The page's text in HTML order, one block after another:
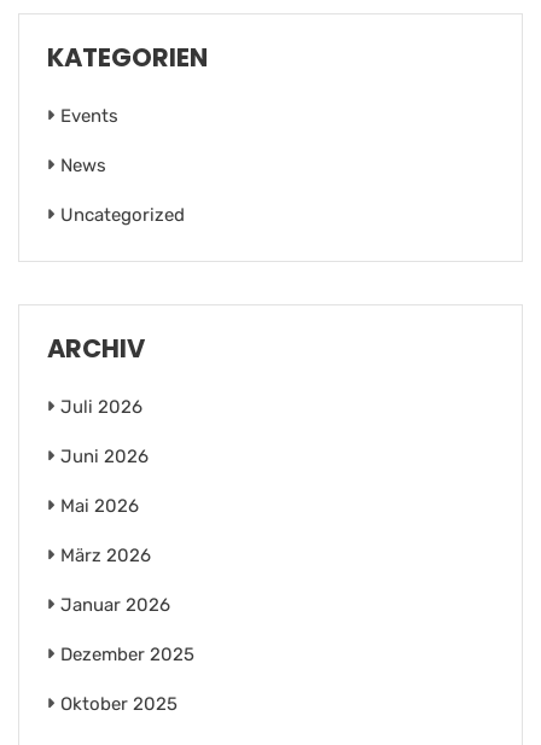
KATEGORIEN
Events
News
Uncategorized
ARCHIV
Juli 2026
Juni 2026
Mai 2026
März 2026
Januar 2026
Dezember 2025
Oktober 2025